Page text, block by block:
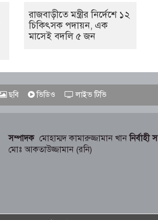
রাজবাড়ীতে মন্ত্রীর নির্দেশে ১২
চিকিৎসক পদায়ন, এক
মাসেই বদলি ৫ জন
ছবি ভিডিও লাইভ টিভি
সম্পাদক মোহাম্মদ কামারুজ্জামান খাননির্বাহী
মোঃ আকতাউজ্জামান (রনি)